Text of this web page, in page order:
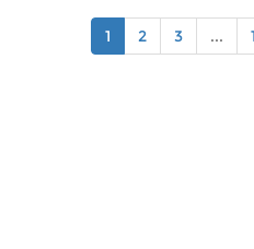
1 2 3 ...